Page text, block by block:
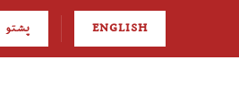
ENGLISH پشتو